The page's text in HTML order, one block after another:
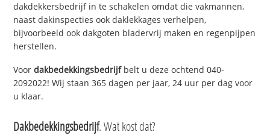
dakdekkersbedrijf in te schakelen omdat die vakmannen,
naast dakinspecties ook daklekkages verhelpen,
bijvoorbeeld ook dakgoten bladervrij maken en regenpijpen
herstellen.
Voordakbedekkingsbedrijfbelt u deze ochtend 040-
2092022! Wij staan 365 dagen per jaar, 24 uur per dag voor
u klaar.
Dakbedekkingsbedrijf. Wat kost dat?